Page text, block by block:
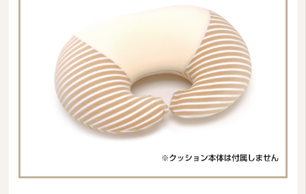
日用品・生活雑貨
防炎・防災寝具